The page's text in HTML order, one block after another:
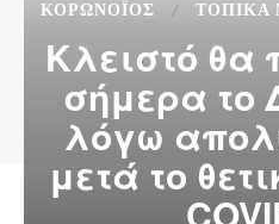
ΚΟΡΩΝΟΪΌΣ ΤΟΠΙΚΆ
Κλειστό θα
σήμερα το
λόγω
μετά το